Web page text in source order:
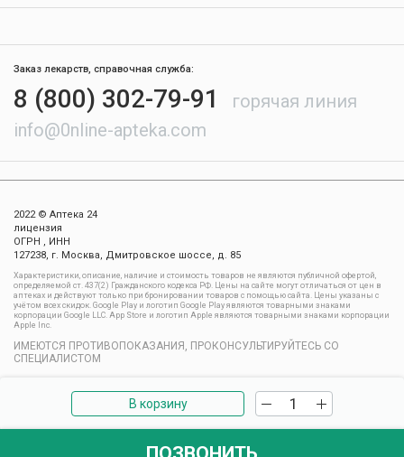
В корзину
Заказ лекарств, справочная служба:
8 (800) 302-79-91
горячая линия
info@0nline-apteka.com
2022 © Аптека 24
лицензия
ОГРН , ИНН
127238, г. Москва, Дмитровское шоссе, д. 85
Xарактеристики, описание, наличие и стоимость товаров не являются публичной офертой,
определяемой ст. 437(2) Гражданского кодекса РФ. Цены на сайте могут отличаться от цен в
аптеках и действуют только при бронировании товаров с помощью сайта. Цены указаны с
учётом всех скидок. Google Play и логотип Google Play являются товарными знаками
корпорации Google LLC. App Store и логотип Apple являются товарными знаками корпорации
Apple Inc.
ИМЕЮТСЯ ПРОТИВОПОКАЗАНИЯ, ПРОКОНСУЛЬТИРУЙТЕСЬ СО
СПЕЦИАЛИСТОМ